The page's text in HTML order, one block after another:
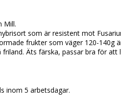
Mill.
som är resistent mot
frukter som väger 120-140g
friland. Äts färska, passar bra för
inom 5 arbetsdagar.